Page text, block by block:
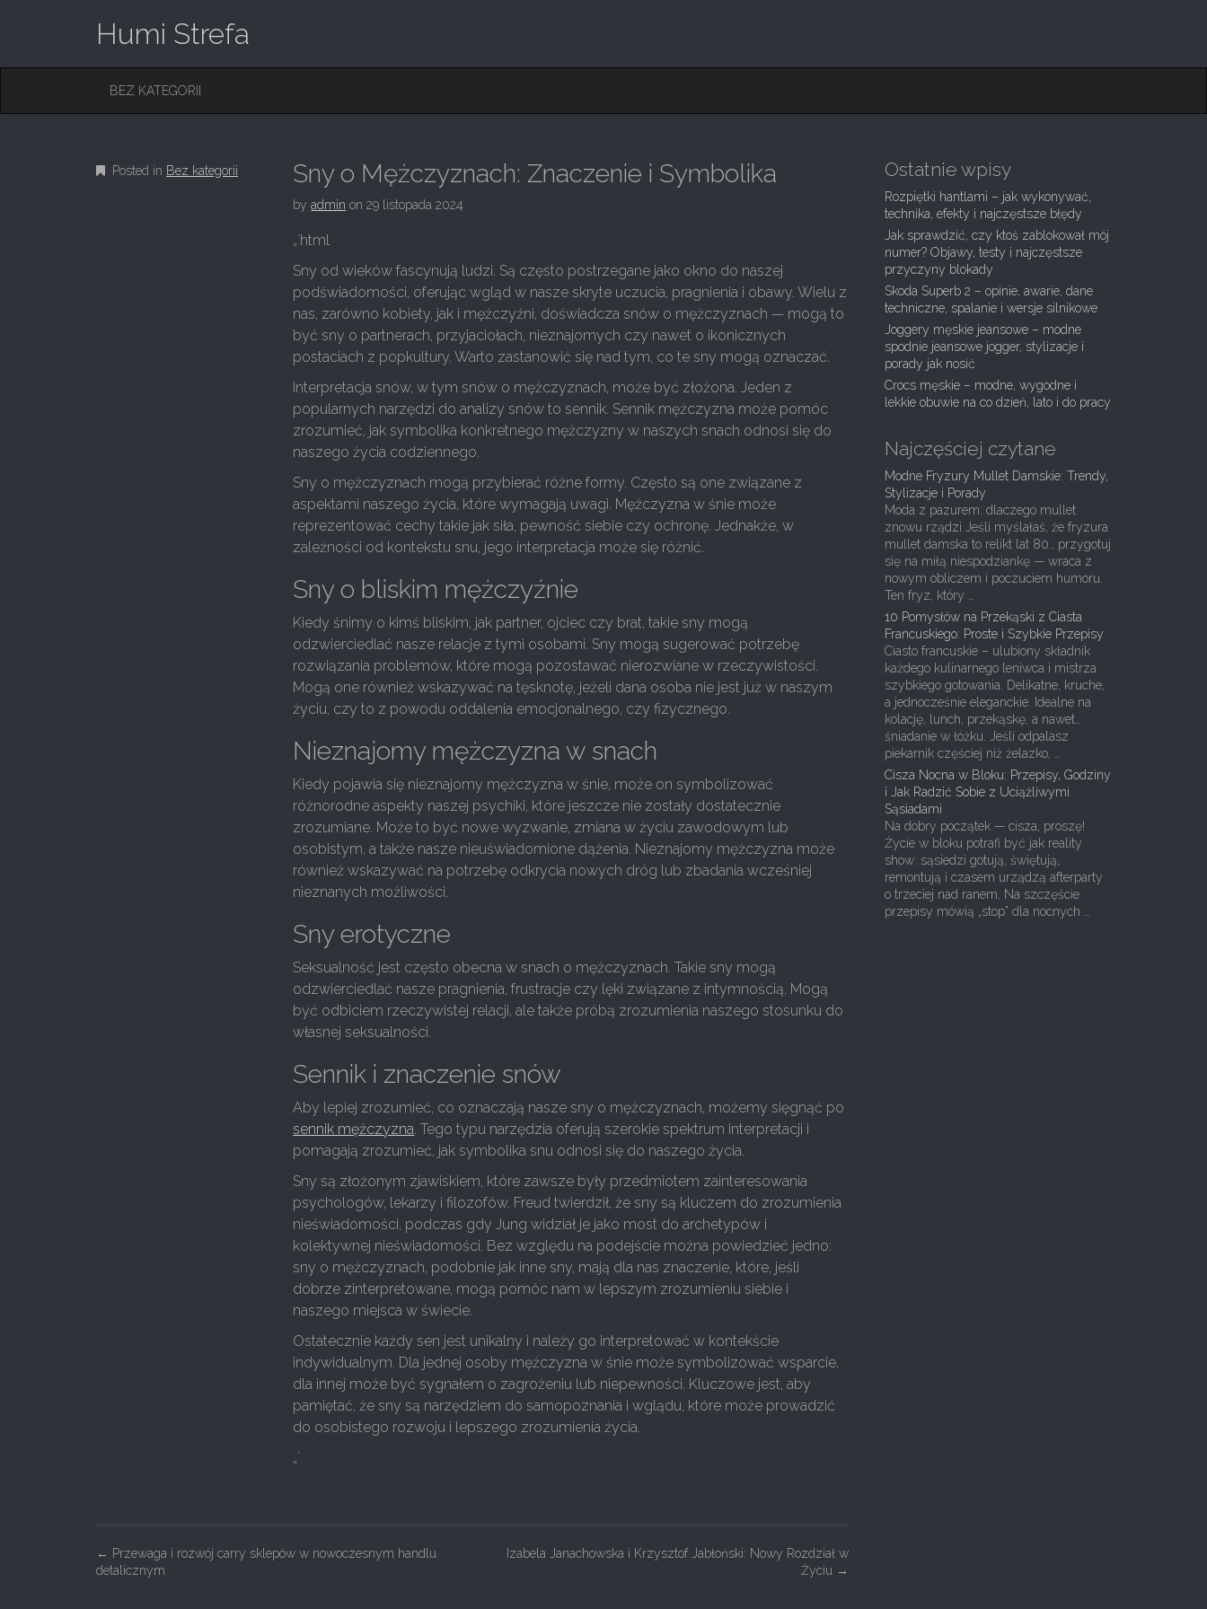
Humi Strefa
M
M
C
BEZ KATEGORII
Posted in Bez kategorii Sny o Mężczyznach: Znaczenie i Symbolika
byadmin on29 listopada 2024
„`html
Sny od wieków fascynują ludzi. Są często postrzegane jako okno do naszej
podświadomości, oferując wgląd w nasze skryte uczucia, pragnienia i obawy. Wielu z
nas, zarówno kobiety, jak i mężczyźni, doświadcza snów o mężczyznach — mogą to
być sny o partnerach, przyjaciołach, nieznajomych czy nawet o ikonicznych
postaciach z popkultury. Warto zastanowić się nad tym, co te sny mogą oznaczać.
Interpretacja snów, w tym snów o mężczyznach, może być złożona. Jeden z
popularnych narzędzi do analizy snów to sennik. Sennik mężczyzna może pomóc
zrozumieć, jak symbolika konkretnego mężczyzny w naszych snach odnosi się do
naszego życia codziennego.
Sny o mężczyznach mogą przybierać różne formy. Często są one związane z
aspektami naszego życia, które wymagają uwagi. Mężczyzna w śnie może
reprezentować cechy takie jak siła, pewność siebie czy ochronę. Jednakże, w
zależności od kontekstu snu, jego interpretacja może się różnić.
Sny o bliskim mężczyźnie
Kiedy śnimy o kimś bliskim, jak partner, ojciec czy brat, takie sny mogą
odzwierciedlać nasze relacje z tymi osobami. Sny mogą sugerować potrzebę
rozwiązania problemów, które mogą pozostawać nierozwiane w rzeczywistości.
Mogą one również wskazywać na tęsknotę, jeżeli dana osoba nie jest już w naszym
życiu, czy to z powodu oddalenia emocjonalnego, czy fizycznego.
Nieznajomy mężczyzna w snach
Kiedy pojawia się nieznajomy mężczyzna w śnie, może on symbolizować
różnorodne aspekty naszej psychiki, które jeszcze nie zostały dostatecznie
zrozumiane. Może to być nowe wyzwanie, zmiana w życiu zawodowym lub
osobistym, a także nasze nieuświadomione dążenia. Nieznajomy mężczyzna może
również wskazywać na potrzebę odkrycia nowych dróg lub zbadania wcześniej
nieznanych możliwości.
Sny erotyczne
Seksualność jest często obecna w snach o mężczyznach. Takie sny mogą
odzwierciedlać nasze pragnienia, frustracje czy lęki związane z intymnością. Mogą
być odbiciem rzeczywistej relacji, ale także próbą zrozumienia naszego stosunku do
własnej seksualności.
Sennik i znaczenie snów
Aby lepiej zrozumieć, co oznaczają nasze sny o mężczyznach, możemy sięgnąć po
sennik mężczyzna. Tego typu narzędzia oferują szerokie spektrum interpretacji i
pomagają zrozumieć, jak symbolika snu odnosi się do naszego życia.
Sny są złożonym zjawiskiem, które zawsze były przedmiotem zainteresowania
psychologów, lekarzy i filozofów. Freud twierdził, że sny są kluczem do zrozumienia
nieświadomości, podczas gdy Jung widział je jako most do archetypów i
kolektywnej nieświadomości. Bez względu na podejście można powiedzieć jedno:
sny o mężczyznach, podobnie jak inne sny, mają dla nas znaczenie, które, jeśli
dobrze zinterpretowane, mogą pomóc nam w lepszym zrozumieniu siebie i
naszego miejsca w świecie.
Ostatecznie każdy sen jest unikalny i należy go interpretować w kontekście
indywidualnym. Dla jednej osoby mężczyzna w śnie może symbolizować wsparcie,
dla innej może być sygnałem o zagrożeniu lub niepewności. Kluczowe jest, aby
pamiętać, że sny są narzędziem do samopoznania i wglądu, które może prowadzić
do osobistego rozwoju i lepszego zrozumienia życia.
„`
P
o
← Przewaga i rozwój carry sklepów w nowoczesnym handlu
detalicznym
Izabela Janachowska i Krzysztof Jabłoński: Nowy Rozdział w
Życiu →
Ostatnie wpisy
Rozpiętki hantlami – jak wykonywać,
technika, efekty i najczęstsze błędy
Jak sprawdzić, czy ktoś zablokował mój
numer? Objawy, testy i najczęstsze
przyczyny blokady
Skoda Superb 2 – opinie, awarie, dane
techniczne, spalanie i wersje silnikowe
Joggery męskie jeansowe – modne
spodnie jeansowe jogger, stylizacje i
porady jak nosić
Crocs męskie – modne, wygodne i
lekkie obuwie na co dzień, lato i do pracy
Najczęściej czytane
Modne Fryzury Mullet Damskie: Trendy,
Stylizacje i Porady
Moda z pazurem: dlaczego mullet
znowu rządzi Jeśli myślałaś, że fryzura
mullet damska to relikt lat 80., przygotuj
się na miłą niespodziankę — wraca z
nowym obliczem i poczuciem humoru.
Ten fryz, który …
10 Pomysłów na Przekąski z Ciasta
Francuskiego: Proste i Szybkie Przepisy
Ciasto francuskie – ulubiony składnik
każdego kulinarnego leniwca i mistrza
szybkiego gotowania. Delikatne, kruche,
a jednocześnie eleganckie. Idealne na
kolację, lunch, przekąskę, a nawet…
śniadanie w łóżku. Jeśli odpalasz
piekarnik częściej niż żelazko, …
Cisza Nocna w Bloku: Przepisy, Godziny
i Jak Radzić Sobie z Uciążliwymi
Sąsiadami
Na dobry początek — cisza, proszę!
Życie w bloku potrafi być jak reality
show: sąsiedzi gotują, świętują,
remontują i czasem urządzą afterparty
o trzeciej nad ranem. Na szczęście
przepisy mówią „stop” dla nocnych …